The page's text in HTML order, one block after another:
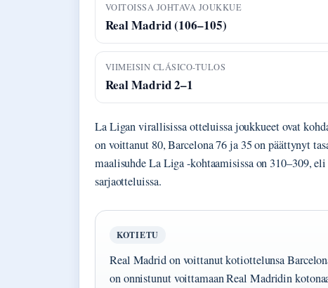
VOITOISSA JOHTAVA JOUKKUE
Real Madrid (106–105)
VIIMEISIN CLÁSICO-TULOS
Real Madrid 2–1
La Ligan virallisissa otteluissa joukkueet ovat
on voittanut 80, Barcelona 76 ja 35 on päättynyt
maalisuhde La Liga -kohtaamisissa on 310–309,
sarjaotteluissa.
KOTIETU
Real Madrid on voittanut kotiottelunsa
on onnistunut voittamaan Real Madridin